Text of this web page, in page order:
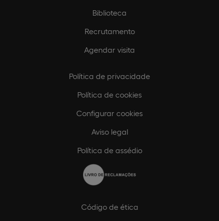
Biblioteca
Recrutamento
Agendar visita
Política de privacidade
Política de cookies
Configurar cookies
Aviso legal
Política de assédio
Código de ética